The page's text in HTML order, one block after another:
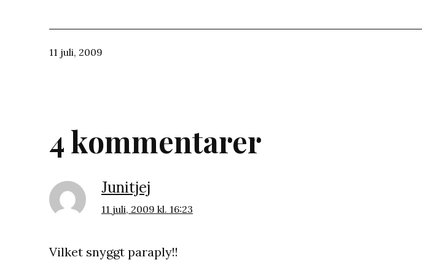
Publicerat
11 juli, 2009
4 kommentarer
Junitjej
11 juli, 2009 kl. 16:23
Vilket snyggt paraply!!